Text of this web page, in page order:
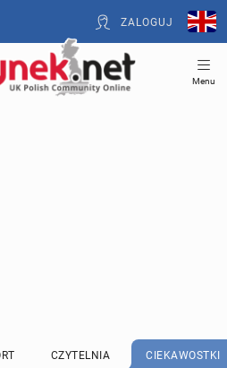
ZALOGUJ
Menu
CZYTELNIA CIEKAWOSTKI